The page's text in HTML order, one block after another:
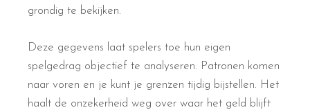
grondig te bekijken.
Deze gegevens laat spelers toe hun eigen
spelgedrag objectief te analyseren. Patronen komen
naar voren en je kunt je grenzen tijdig bijstellen. Het
haalt de onzekerheid weg over waar het geld blijft